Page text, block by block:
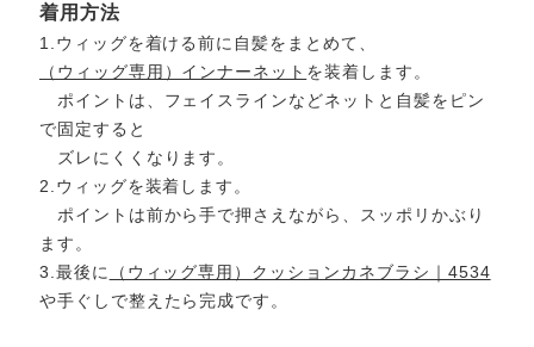
着用方法
1.ウィッグを着ける前に自髪をまとめて、
（ウィッグ専用）インナーネット を装着します。
ポイントは、フェイスラインなどネットと自髪をピン
で固定すると
ズレにくくなります。
2.ウィッグを装着します。
ポイントは前から手で押さえながら、スッポリかぶり
ます。
3.最後に
（ウィッグ専用）クッションカネブラシ｜4534
や手ぐしで整えたら完成です。